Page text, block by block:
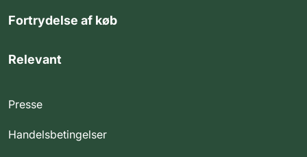
Fortrydelse af køb
Relevant
Presse
Handelsbetingelser